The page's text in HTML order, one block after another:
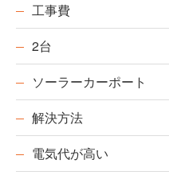
工事費
2台
ソーラーカーポート
解決方法
電気代が高い